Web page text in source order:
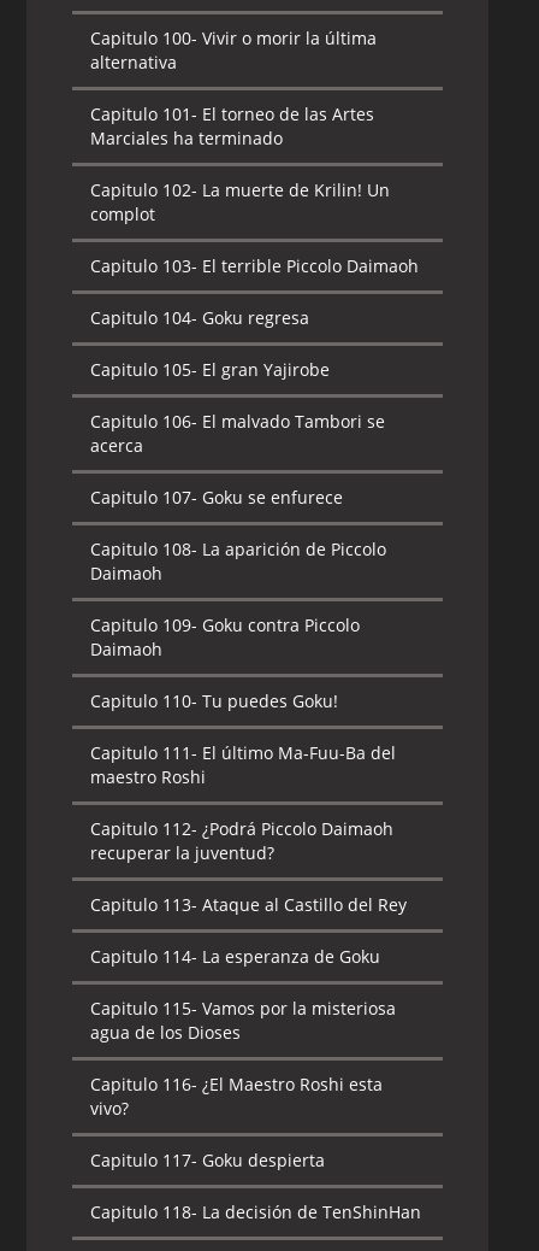
Capitulo 100- Vivir o morir la última
alternativa
Capitulo 101- El torneo de las Artes
Marciales ha terminado
Capitulo 102- La muerte de Krilin! Un
complot
Capitulo 103- El terrible Piccolo Daimaoh
Capitulo 104- Goku regresa
Capitulo 105- El gran Yajirobe
Capitulo 106- El malvado Tambori se
acerca
Capitulo 107- Goku se enfurece
Capitulo 108- La aparición de Piccolo
Daimaoh
Capitulo 109- Goku contra Piccolo
Daimaoh
Capitulo 110- Tu puedes Goku!
Capitulo 111- El último Ma-Fuu-Ba del
maestro Roshi
Capitulo 112- ¿Podrá Piccolo Daimaoh
recuperar la juventud?
Capitulo 113- Ataque al Castillo del Rey
Capitulo 114- La esperanza de Goku
Capitulo 115- Vamos por la misteriosa
agua de los Dioses
Capitulo 116- ¿El Maestro Roshi esta
vivo?
Capitulo 117- Goku despierta
Capitulo 118- La decisión de TenShinHan